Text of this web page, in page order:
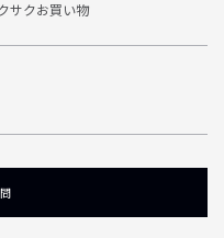
サクお買い物